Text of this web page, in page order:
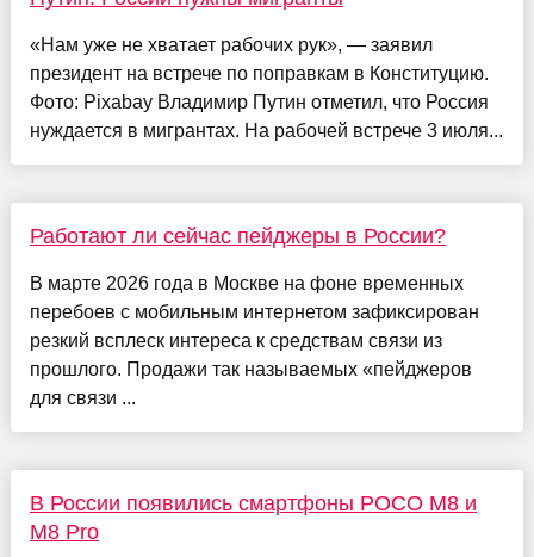
«Нам уже не хватает рабочих рук», — заявил
президент на встрече по поправкам в Конституцию.
Фото: Pixabay Владимир Путин отметил, что Россия
нуждается в мигрантах. На рабочей встрече 3 июля...
Работают ли сейчас пейджеры в России?
В марте 2026 года в Москве на фоне временных
перебоев с мобильным интернетом зафиксирован
резкий всплеск интереса к средствам связи из
прошлого. Продажи так называемых «пейджеров
для связи ...
В России появились смартфоны POCO M8 и
M8 Pro